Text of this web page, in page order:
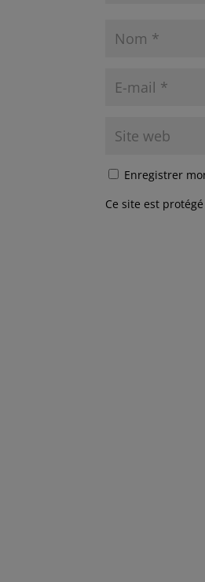
Enregistrer
Ce site est